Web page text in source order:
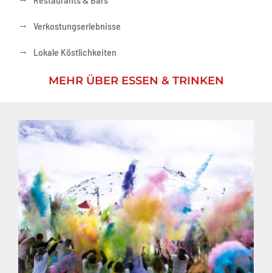
→ Verkostungserlebnisse
→ Lokale Köstlichkeiten
MEHR ÜBER ESSEN & TRINKEN